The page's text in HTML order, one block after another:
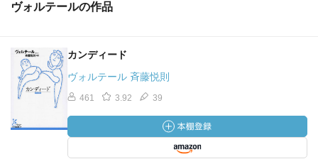
ヴォルテールの作品
カンディード
ヴォルテール 斉藤悦則
461 3.92 39